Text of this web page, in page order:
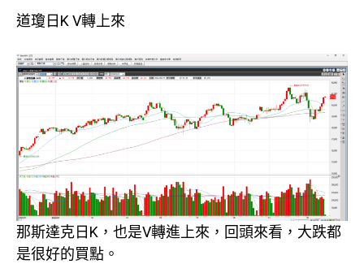
道瓊日K V轉上來
那斯達克日K，也是V轉進上來，回頭來看，大跌都
是很好的買點。